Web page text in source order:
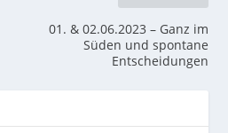
01. & 02.06.2023 – Ganz im
Süden und spontane
Entscheidungen